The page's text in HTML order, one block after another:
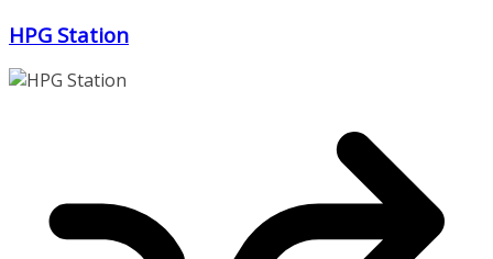
Zum
springen
HPG Station